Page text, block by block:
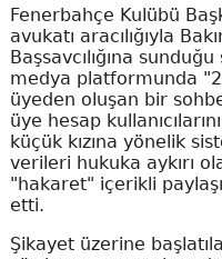
Fenerbahçe Kulübü
avukatı aracılığıyla
Başsavcılığına
medya platformunda
üyeden oluşan bir
üye hesap
küçük kızına yönelik
verileri hukuka aykırı
"hakaret" içerikli
etti.
Şikayet üzerine